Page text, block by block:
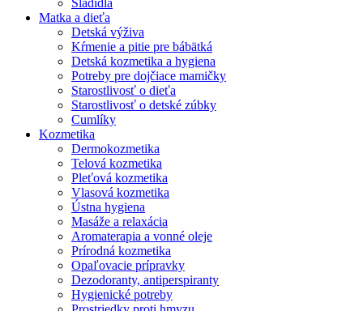
Sladidlá
Matka a dieťa
Detská výživa
Kŕmenie a pitie pre bábätká
Detská kozmetika a hygiena
Potreby pre dojčiace mamičky
Starostlivosť o dieťa
Starostlivosť o detské zúbky
Cumlíky
Kozmetika
Dermokozmetika
Telová kozmetika
Pleťová kozmetika
Vlasová kozmetika
Ústna hygiena
Masáže a relaxácia
Aromaterapia a vonné oleje
Prírodná kozmetika
Opaľovacie prípravky
Dezodoranty, antiperspiranty
Hygienické potreby